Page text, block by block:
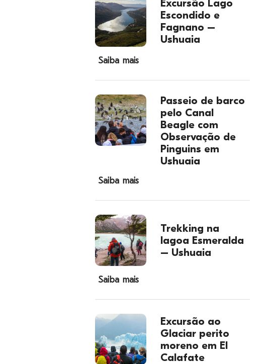
Excursão Lago
Escondido e
Fagnano –
Ushuaia
Saiba mais
Passeio de barco
pelo Canal
Beagle com
Observação de
Pinguins em
Ushuaia
Saiba mais
Trekking na
lagoa Esmeralda
– Ushuaia
Saiba mais
Excursão ao
Glaciar perito
moreno em El
Calafate